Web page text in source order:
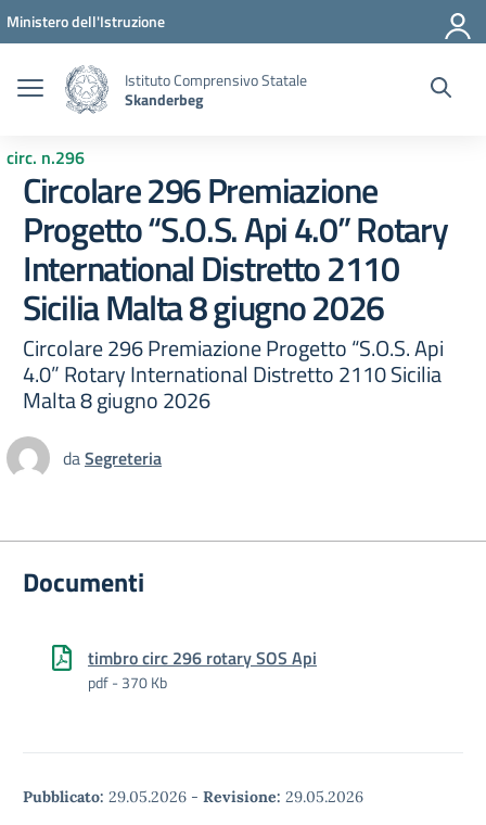
Vai ai contenuti
Vai al menu di navigazione
Vai al footer
Ministero dell'Istruzione
Istituto Comprensivo Statale
Skanderbeg
circ. n.296
Circolare 296 Premiazione
Progetto “S.O.S. Api 4.0” Rotary
International Distretto 2110
Sicilia Malta 8 giugno 2026
Circolare 296 Premiazione Progetto “S.O.S. Api
4.0” Rotary International Distretto 2110 Sicilia
Malta 8 giugno 2026
daSegreteria
Documenti
timbro circ 296 rotary SOS Api
pdf - 370 Kb
Pubblicato: 29.05.2026 - Revisione: 29.05.2026